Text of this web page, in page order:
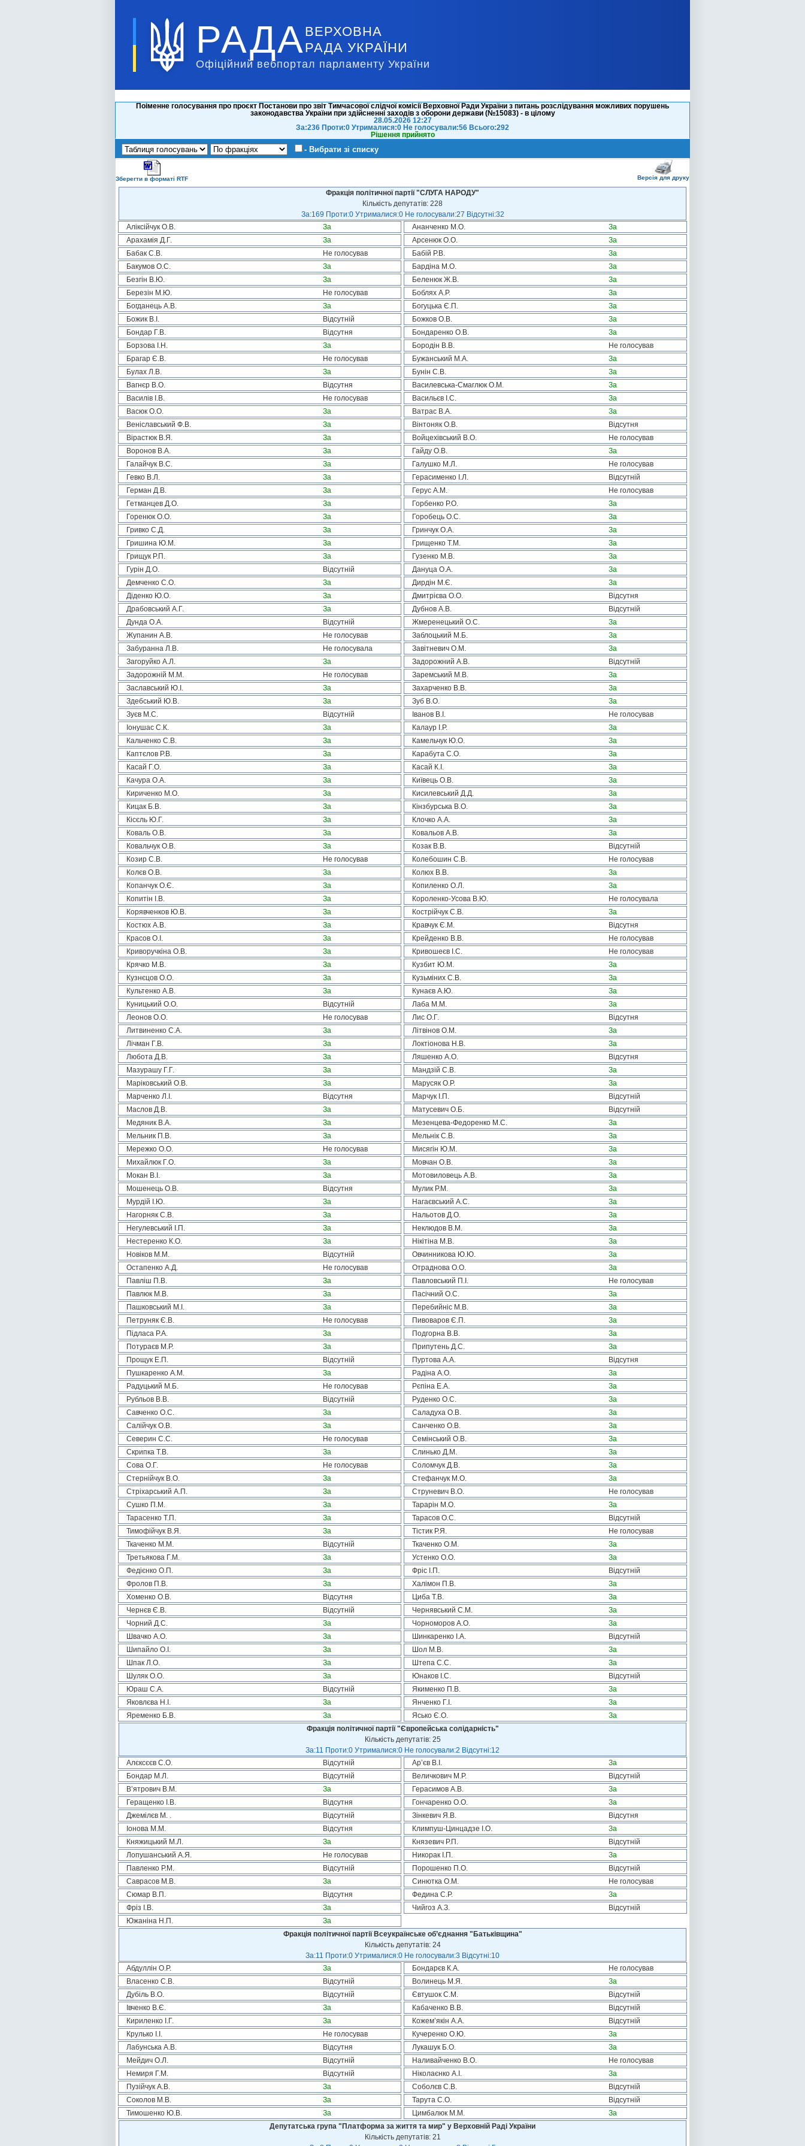
РАДА ВЕРХОВНА
РАДА УКРАЇНИ
Офіційний вебпортал парламенту України
Поіменне голосування про проєкт Постанови про звіт Тимчасової слідчої комісії Верховної Ради України з питань розслідування можливих порушень
законодавства України при здійсненні заходів з оборони держави (№15083) - в цілому
28.05.2026 12:27
За:236 Проти:0 Утрималися:0 Не голосували:56 Всього:292
Рішення прийнято
- Вибрати зі списку
Зберегти в форматі RTF Версія для друку
Фракція політичної партії "СЛУГА НАРОДУ"
Кількість депутатів: 228
За:169 Проти:0 Утрималися:0 Не голосували:27 Відсутні:32
Аліксійчук О.В.
За Ананченко М.О.
За
Арахамія Д.Г.
За Арсенюк О.О.
За
Бабак С.В.
Не голосував Бабій Р.В.
За
Бакумов О.С.
За Бардіна М.О.
За
Безгін В.Ю.
За Беленюк Ж.В.
За
Березін М.Ю.
Не голосував Боблях А.Р.
За
Богданець А.В.
За Богуцька Є.П.
За
Божик В.І.
Відсутній Божков О.В.
За
Бондар Г.В.
Відсутня Бондаренко О.В.
За
Борзова І.Н.
За Бородін В.В.
Не голосував
Брагар Є.В.
Не голосував Бужанський М.А.
За
Булах Л.В.
За Бунін С.В.
За
Вагнєр В.О.
Відсутня Василевська-Смаглюк О.М.
За
Василів І.В.
Не голосував Васильєв І.С.
За
Васюк О.О.
За Ватрас В.А.
За
Веніславський Ф.В.
За Вінтоняк О.В.
Відсутня
Вірастюк В.Я.
За Войцехівський В.О.
Не голосував
Воронов В.А.
За Гайду О.В.
За
Галайчук В.С.
За Галушко М.Л.
Не голосував
Гевко В.Л.
За Герасименко І.Л.
Відсутній
Герман Д.В.
За Герус А.М.
Не голосував
Гетманцев Д.О.
За Горбенко Р.О.
За
Горенюк О.О.
За Горобець О.С.
За
Гривко С.Д.
За Гринчук О.А.
За
Гришина Ю.М.
За Грищенко Т.М.
За
Грищук Р.П.
За Гузенко М.В.
За
Гурін Д.О.
Відсутній Дануца О.А.
За
Демченко С.О.
За Дирдін М.Є.
За
Діденко Ю.О.
За Дмитрієва О.О.
Відсутня
Драбовський А.Г.
За Дубнов А.В.
Відсутній
Дунда О.А.
Відсутній Жмеренецький О.С.
За
Жупанин А.В.
Не голосував Заблоцький М.Б.
За
Забуранна Л.В.
Не голосувала Завітневич О.М.
За
Загоруйко А.Л.
За Задорожний А.В.
Відсутній
Задорожній М.М.
Не голосував Заремський М.В.
За
Заславський Ю.І.
За Захарченко В.В.
За
Здебський Ю.В.
За Зуб В.О.
За
Зуєв М.С.
Відсутній Іванов В.І.
Не голосував
Іонушас С.К.
За Калаур І.Р.
За
Кальченко С.В.
За Камельчук Ю.О.
За
Каптєлов Р.В.
За Карабута С.О.
За
Касай Г.О.
За Касай К.І.
За
Качура О.А.
За Київець О.В.
За
Кириченко М.О.
За Кисилевський Д.Д.
За
Кицак Б.В.
За Кінзбурська В.О.
За
Кісєль Ю.Г.
За Клочко А.А.
За
Коваль О.В.
За Ковальов А.В.
За
Ковальчук О.В.
За Козак В.В.
Відсутній
Козир С.В.
Не голосував Колебошин С.В.
Не голосував
Колєв О.В.
За Колюх В.В.
За
Копанчук О.Є.
За Копиленко О.Л.
За
Копитін І.В.
За Короленко-Усова В.Ю.
Не голосувала
Корявченков Ю.В.
За Кострійчук С.В.
За
Костюх А.В.
За Кравчук Є.М.
Відсутня
Красов О.І.
За Крейденко В.В.
Не голосував
Криворучкіна О.В.
За Кривошеєв І.С.
Не голосував
Крячко М.В.
За Кузбит Ю.М.
За
Кузнєцов О.О.
За Кузьміних С.В.
За
Культенко А.В.
За Кунаєв А.Ю.
За
Куницький О.О.
Відсутній Лаба М.М.
За
Леонов О.О.
Не голосував Лис О.Г.
Відсутня
Литвиненко С.А.
За Літвінов О.М.
За
Лічман Г.В.
За Локтіонова Н.В.
За
Любота Д.В.
За Ляшенко А.О.
Відсутня
Мазурашу Г.Г.
За Мандзій С.В.
За
Маріковський О.В.
За Марусяк О.Р.
За
Марченко Л.І.
Відсутня Марчук І.П.
Відсутній
Маслов Д.В.
За Матусевич О.Б.
Відсутній
Медяник В.А.
За Мезенцева-Федоренко М.С.
За
Мельник П.В.
За Мельнік С.В.
За
Мережко О.О.
Не голосував Мисягін Ю.М.
За
Михайлюк Г.О.
За Мовчан О.В.
За
Мокан В.І.
За Мотовиловець А.В.
За
Мошенець О.В.
Відсутня Мулик Р.М.
За
Мурдій І.Ю.
За Нагаєвський А.С.
За
Нагорняк С.В.
За Нальотов Д.О.
За
Негулевський І.П.
За Неклюдов В.М.
За
Нестеренко К.О.
За Нікітіна М.В.
За
Новіков М.М.
Відсутній Овчинникова Ю.Ю.
За
Остапенко А.Д.
Не голосував Отраднова О.О.
За
Павліш П.В.
За Павловський П.І.
Не голосував
Павлюк М.В.
За Пасічний О.С.
За
Пашковський М.І.
За Перебийніс М.В.
За
Петруняк Є.В.
Не голосував Пивоваров Є.П.
За
Підласа Р.А.
За Подгорна В.В.
За
Потураєв М.Р.
За Припутень Д.С.
За
Прощук Е.П.
Відсутній Пуртова А.А.
Відсутня
Пушкаренко А.М.
За Радіна А.О.
За
Радуцький М.Б.
Не голосував Рєпіна Е.А.
За
Рубльов В.В.
Відсутній Руденко О.С.
За
Савченко О.С.
За Саладуха О.В.
За
Салійчук О.В.
За Санченко О.В.
За
Северин С.С.
Не голосував Семінський О.В.
За
Скрипка Т.В.
За Слинько Д.М.
За
Сова О.Г.
Не голосував Соломчук Д.В.
За
Стернійчук В.О.
За Стефанчук М.О.
За
Стріхарський А.П.
За Струневич В.О.
Не голосував
Сушко П.М.
За Тарарін М.О.
За
Тарасенко Т.П.
За Тарасов О.С.
Відсутній
Тимофійчук В.Я.
За Тістик Р.Я.
Не голосував
Ткаченко М.М.
Відсутній Ткаченко О.М.
За
Третьякова Г.М.
За Устенко О.О.
За
Федієнко О.П.
За Фріс І.П.
Відсутній
Фролов П.В.
За Халімон П.В.
За
Хоменко О.В.
Відсутня Циба Т.В.
За
Чернєв Є.В.
Відсутній Чернявський С.М.
За
Чорний Д.С.
За Чорноморов А.О.
За
Швачко А.О.
За Шинкаренко І.А.
Відсутній
Шипайло О.І.
За Шол М.В.
За
Шпак Л.О.
За Штепа С.С.
За
Шуляк О.О.
За Юнаков І.С.
Відсутній
Юраш С.А.
Відсутній Якименко П.В.
За
Яковлєва Н.І.
За Янченко Г.І.
За
Яременко Б.В.
За Ясько Є.О.
За
Фракція політичної партії "Європейська солідарність"
Кількість депутатів: 25
За:11 Проти:0 Утрималися:0 Не голосували:2 Відсутні:12
Алєксєєв С.О.
Відсутній Ар’єв В.І.
За
Бондар М.Л.
Відсутній Величкович М.Р.
Відсутній
В’ятрович В.М.
За Герасимов А.В.
За
Геращенко І.В.
Відсутня Гончаренко О.О.
За
Джемілєв М. .
Відсутній Зінкевич Я.В.
Відсутня
Іонова М.М.
Відсутня Климпуш-Цинцадзе І.О.
За
Княжицький М.Л.
За Князевич Р.П.
Відсутній
Лопушанський А.Я.
Не голосував Никорак І.П.
За
Павленко Р.М.
Відсутній Порошенко П.О.
Відсутній
Саврасов М.В.
За Синютка О.М.
Не голосував
Сюмар В.П.
Відсутня Федина С.Р.
За
Фріз І.В.
За Чийгоз А.З.
Відсутній
Южаніна Н.П.
За
Фракція політичної партії Всеукраїнське об’єднання "Батьківщина"
Кількість депутатів: 24
За:11 Проти:0 Утрималися:0 Не голосували:3 Відсутні:10
Абдуллін О.Р.
За Бондарєв К.А.
Не голосував
Власенко С.В.
Відсутній Волинець М.Я.
За
Дубіль В.О.
Відсутній Євтушок С.М.
Відсутній
Івченко В.Є.
За Кабаченко В.В.
Відсутній
Кириленко І.Г.
За Кожем’якін А.А.
Відсутній
Крулько І.І.
Не голосував Кучеренко О.Ю.
За
Лабунська А.В.
Відсутня Лукашук Б.О.
За
Мейдич О.Л.
Відсутній Наливайченко В.О.
Не голосував
Немиря Г.М.
Відсутній Ніколаєнко А.І.
За
Пузійчук А.В.
За Соболєв С.В.
Відсутній
Соколов М.В.
За Тарута С.О.
Відсутній
Тимошенко Ю.В.
За Цимбалюк М.М.
За
Депутатська група "Платформа за життя та мир" у Верховній Раді України
Кількість депутатів: 21